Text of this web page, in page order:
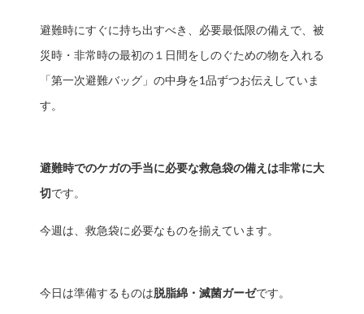
避難時にすぐに持ち出すべき、必要最低限の備えで、被
災時・非常時の最初の１日間をしのぐための物を入れる
「第一次避難バッグ」の中身を1品ずつお伝えしていま
す。
避難時でのケガの手当に必要な救急袋の備えは非常に大
切です。
今週は、救急袋に必要なものを揃えています。
今日は準備するものは脱脂綿・滅菌ガーゼです。